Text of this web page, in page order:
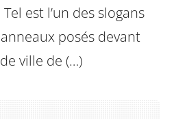
est l’un des slogans
posés devant
ville de (…)